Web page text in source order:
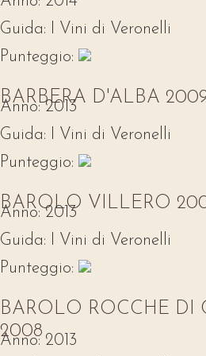
Guida:
I Vini di Veronelli
Punteggio:
BARBERA D'ALBA
Anno: 2013
Guida:
I Vini di Veronelli
Punteggio:
BAROLO VILLERO
Anno: 2013
Guida:
I Vini di Veronelli
Punteggio:
BAROLO ROCCHE DI
2008
Anno: 2013